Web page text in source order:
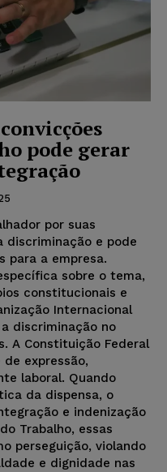
pode gerar
por suas
discriminação e pode
para a empresa.
sobre o tema,
constitucionais e
Internacional
discriminação no
A Constituição Federal
expressão,
laboral. Quando
da dispensa, o
e indenização
Trabalho, essas
perseguição, violando
e dignidade nas